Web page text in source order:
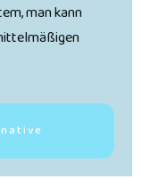
man kann